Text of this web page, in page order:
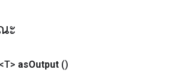
ะ
asOutput ()